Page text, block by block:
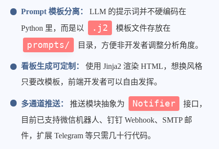
Prompt 模板分离：
LLM 的提示词并不硬编码在
Python 里，而是以
.j2 模板文件存放在
prompts/ 目录，方便非开发者调整分析角度。
看板生成可定制：
使用 Jinja2 渲染 HTML，想换风格
只要改模板，前端开发者可以自由发挥。
多通道推送： 推送模块抽象为 Notifier
接口，
目前已支持微信机器人、钉钉 Webhook、SMTP 邮
件，扩展 Telegram 等只需几十行代码。